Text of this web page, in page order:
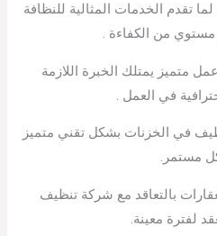
تقدم الخدمات المثالية للنظافة
من الكفاءة .
متميز يمتلك الخبرة اللازمة
في العمل .
في الخزنات بشكل تقني متميز
مستمر.
بالتعاقد مع شركة تنظيف
لفترة معينة.